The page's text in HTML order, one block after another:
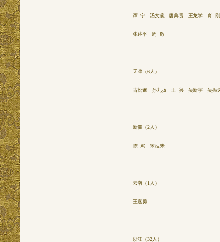
谭 宁 汤文俊 唐典贵 王龙学 肖
张述平 周 敬
天津（6人）
古松暹 孙九扬 王 兴 吴新宇 吴振
新疆（2人）
陈 斌 宋延来
云南（1人）
王嘉勇
浙江（32人）